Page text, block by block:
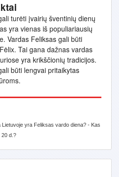
turėti įvairių šventinių dienų
yra vienas iš populiariausių
Vardas Feliksas gali būti
Tai gana dažnas vardas
yra krikščionių tradicijos.
būti lengvai pritaikytas
yra Feliksas vardo diena? - Kas
20 d.?